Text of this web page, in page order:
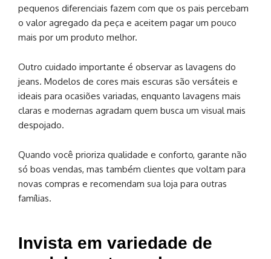
pequenos diferenciais fazem com que os pais percebam
o valor agregado da peça e aceitem pagar um pouco
mais por um produto melhor.
Outro cuidado importante é observar as lavagens do
jeans. Modelos de cores mais escuras são versáteis e
ideais para ocasiões variadas, enquanto lavagens mais
claras e modernas agradam quem busca um visual mais
despojado.
Quando você prioriza qualidade e conforto, garante não
só boas vendas, mas também clientes que voltam para
novas compras e recomendam sua loja para outras
famílias.
Invista em variedade de